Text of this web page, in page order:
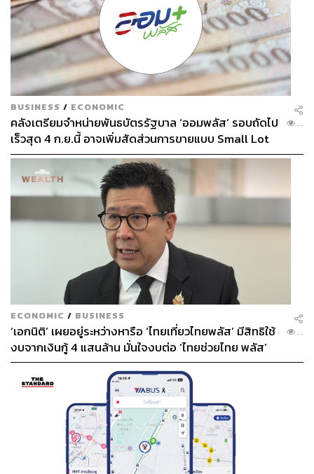
BUSINESS / ECONOMIC
คลังเตรียมจำหน่ายพันธบัตรรัฐบาล ‘ออมพลัส’ รอบถัดไป
เร็วสุด 4 ก.ย.นี้ อาจเพิ่มสัดส่วนการขายแบบ Small Lot
First มากขึ้น
...
ECONOMIC / BUSINESS
‘เอกนิติ’ เผยอยู่ระหว่างหารือ ‘ไทยเที่ยวไทยพลัส’ มีสิทธิใช้
งบจากเงินกู้ 4 แสนล้าน มั่นใจงบต่อ ‘ไทยช่วยไทย พลัส’
เฟส 2 มีเพียงพอ
...